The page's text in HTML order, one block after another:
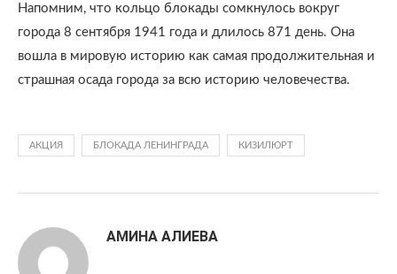
Напомним, что кольцо блокады сомкнулось вокруг
города 8 сентября 1941 года и длилось 871 день. Она
вошла в мировую историю как самая продолжительная и
страшная осада города за всю историю человечества.
АКЦИЯ БЛОКАДА ЛЕНИНГРАДА КИЗИЛЮРТ
АМИНА АЛИЕВА